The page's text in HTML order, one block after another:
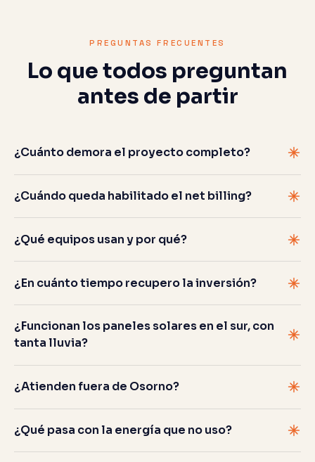
PREGUNTAS FRECUENTES
Lo que todos preguntan
antes de partir
¿Cuánto demora el proyecto completo?
¿Cuándo queda habilitado el net billing?
¿Qué equipos usan y por qué?
¿En cuánto tiempo recupero la inversión?
¿Funcionan los paneles solares en el sur, con
tanta lluvia?
¿Atienden fuera de Osorno?
¿Qué pasa con la energía que no uso?